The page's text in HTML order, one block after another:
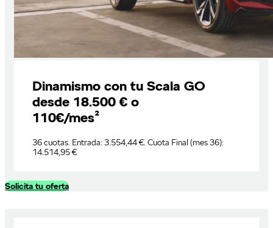
Dinamismo con tu Scala GO
desde 18.500 € o
110€/mes²
36 cuotas. Entrada: 3.554,44 €. Cuota Final (mes 36):
14.514,95 €
Solicita tu oferta